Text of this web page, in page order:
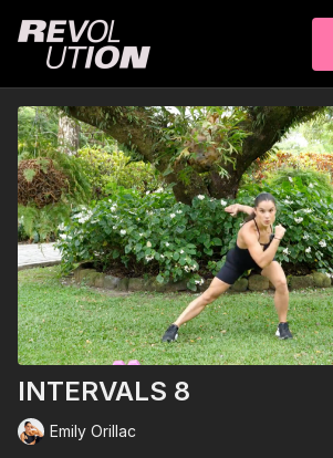
INTERVALS 8
Emily Orillac